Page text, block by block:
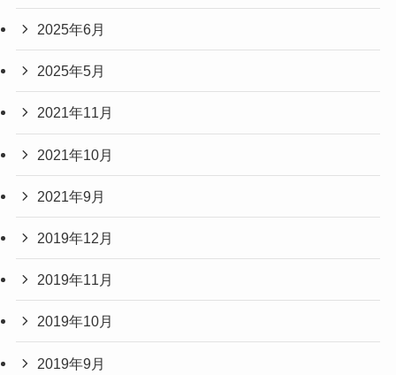
2025年6月
2025年5月
2021年11月
2021年10月
2021年9月
2019年12月
2019年11月
2019年10月
2019年9月